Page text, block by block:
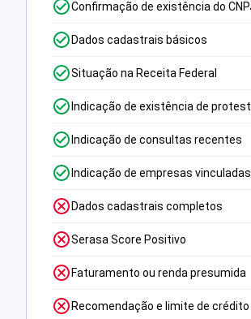
Confirmação de existência do
Dados cadastrais básicos
Situação na Receita Federal
Indicação de existência de
Indicação de consultas recentes
Indicação de empresas vinculadas
Dados cadastrais completos
Serasa Score Positivo
Faturamento ou renda presumida
Recomendação e limite de crédito